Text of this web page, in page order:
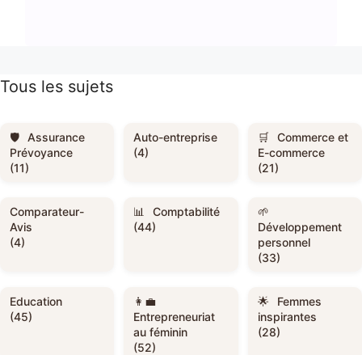
Tous les sujets
Assurance
Prévoyance
(11)
Auto-entreprise
(4)
Commerce et
E-commerce
(21)
Comparateur-
Avis
(4)
Comptabilité
(44)
Développement
personnel
(33)
Education
(45)
Entrepreneuriat
au féminin
(52)
Femmes
inspirantes
(28)